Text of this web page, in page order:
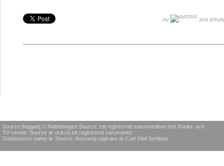
AV JAN
Sourze [loggan] © Nättidningen Sourze, ett registrerat massmedium hos Radio- och
TV-verket. Sourze är också ett registrerat varumärke.
Databasens namn är Sourze. Ansvarig utgivare är Carl Olof Schlyter.